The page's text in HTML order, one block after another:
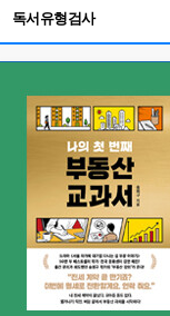
RBTI Lab
독서유형검사
E. Randolph Richards